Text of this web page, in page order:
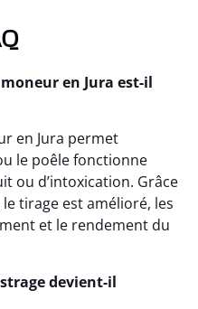
en Jura est-il
en Jura permet
le poêle fonctionne
ou d’intoxication. Grâce
tirage est amélioré, les
et le rendement du
devient-il